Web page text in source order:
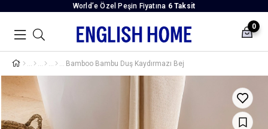
World’e Özel Peşin Fiyatına 6 Taksit
0
Bamboo Bambu Duş Kaydırmazı Bej